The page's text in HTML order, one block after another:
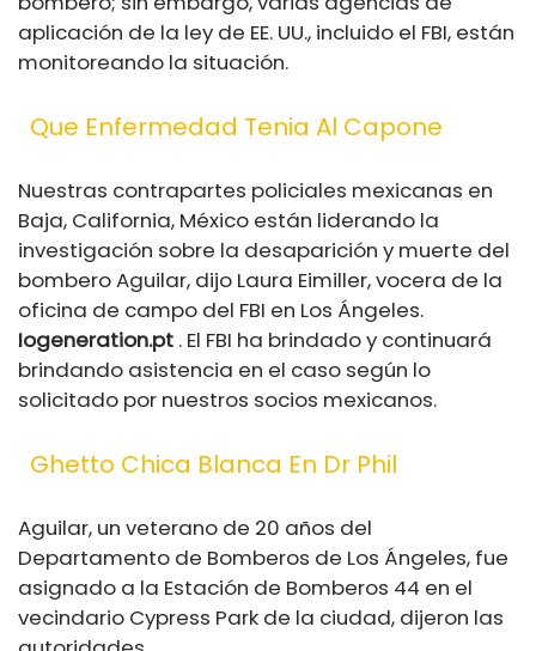
aplicación de la ley de EE. UU., incluido el FBI, están
monitoreando la situación.
Que Enfermedad Tenia Al Capone
Nuestras contrapartes policiales mexicanas en
Baja, California, México están liderando la
investigación sobre la desaparición y muerte del
bombero Aguilar, dijo Laura Eimiller, vocera de la
oficina de campo del FBI en Los Ángeles.
Iogeneration.pt . El FBI ha brindado y continuará
brindando asistencia en el caso según lo
solicitado por nuestros socios mexicanos.
Ghetto Chica Blanca En Dr Phil
Aguilar, un veterano de 20 años del
Departamento de Bomberos de Los Ángeles, fue
asignado a la Estación de Bomberos 44 en el
vecindario Cypress Park de la ciudad, dijeron las